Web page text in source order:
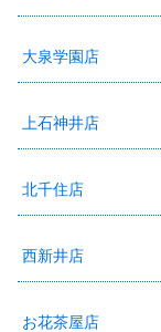
大泉学園店
上石神井店
北千住店
西新井店
お花茶屋店